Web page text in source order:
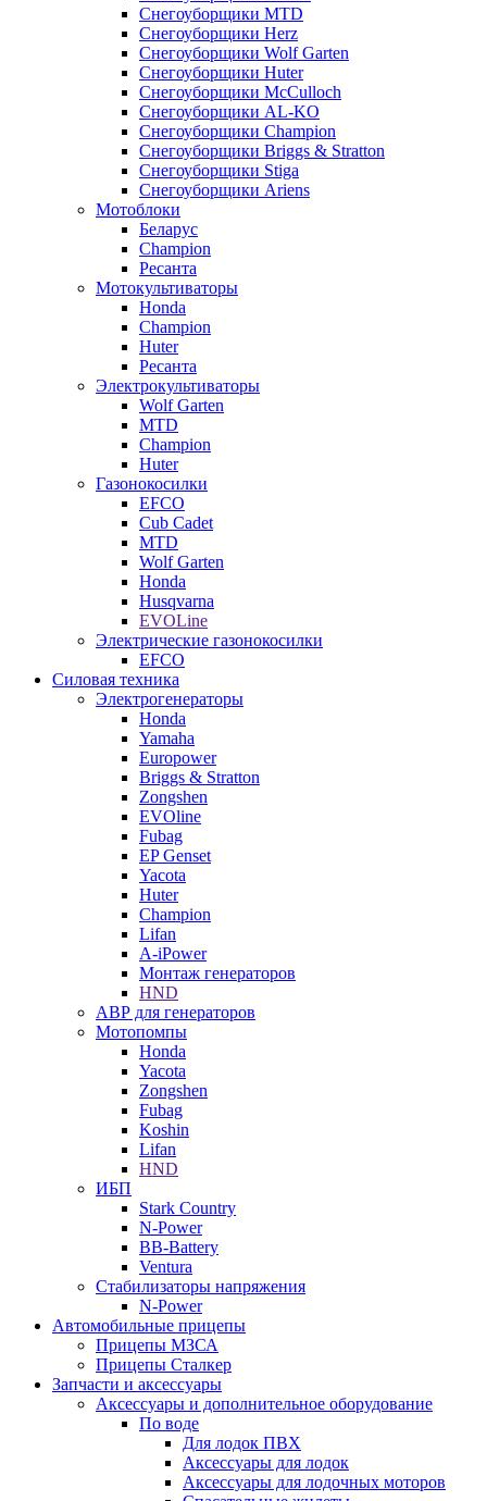
Снегоуборщики MTD
Снегоуборщики Herz
Снегоуборщики Wolf Garten
Снегоуборщики Huter
Снегоуборщики McCulloch
Снегоуборщики AL-KO
Снегоуборщики Champion
Снегоуборщики Briggs & Stratton
Снегоуборщики Stiga
Снегоуборщики Ariens
Мотоблоки
Беларус
Champion
Ресанта
Мотокультиваторы
Honda
Champion
Huter
Ресанта
Электрокультиваторы
Wolf Garten
MTD
Champion
Huter
Газонокосилки
EFCO
Cub Cadet
MTD
Wolf Garten
Honda
Husqvarna
EVOLine
Электрические газонокосилки
EFCO
Силовая техника
Электрогенераторы
Honda
Yamaha
Europower
Briggs & Stratton
Zongshen
EVOline
Fubag
EP Genset
Yacota
Huter
Champion
Lifan
A-iPower
Монтаж генераторов
HND
АВР для генераторов
Мотопомпы
Honda
Yacota
Zongshen
Fubag
Koshin
Lifan
HND
ИБП
Stark Country
N-Power
BB-Battery
Ventura
Стабилизаторы напряжения
N-Power
Автомобильные прицепы
Прицепы МЗСА
Прицепы Сталкер
Запчасти и аксессуары
Аксессуары и дополнительное оборудование
По воде
Для лодок ПВХ
Аксессуары для лодок
Аксессуары для лодочных моторов